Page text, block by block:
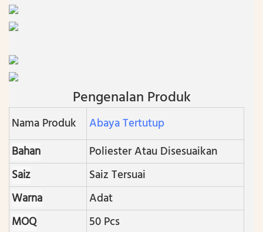
Pengenalan Produk
Nama Produk
Abaya Tertutup
Bahan
Poliester Atau Disesuaikan
Saiz
Saiz Tersuai
Warna
Adat
MOQ
50 Pcs